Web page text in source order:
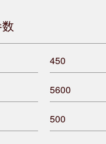
450
5600
500